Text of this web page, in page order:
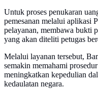
Untuk proses penukaran
pemesanan melalui aplikasi
pelayanan, membawa bukti
yang akan diteliti petugas
Melalui layanan tersebut,
semakin memahami
meningkatkan kepedulian
kedaulatan negara.